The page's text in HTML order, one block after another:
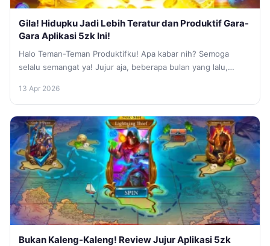
Gila! Hidupku Jadi Lebih Teratur dan Produktif Gara-
Gara Aplikasi 5zk Ini!
Halo Teman-Teman Produktifku! Apa kabar nih? Semoga
selalu semangat ya! Jujur aja, beberapa bulan yang lalu,
13 Apr 2026
Bukan Kaleng-Kaleng! Review Jujur Aplikasi 5zk